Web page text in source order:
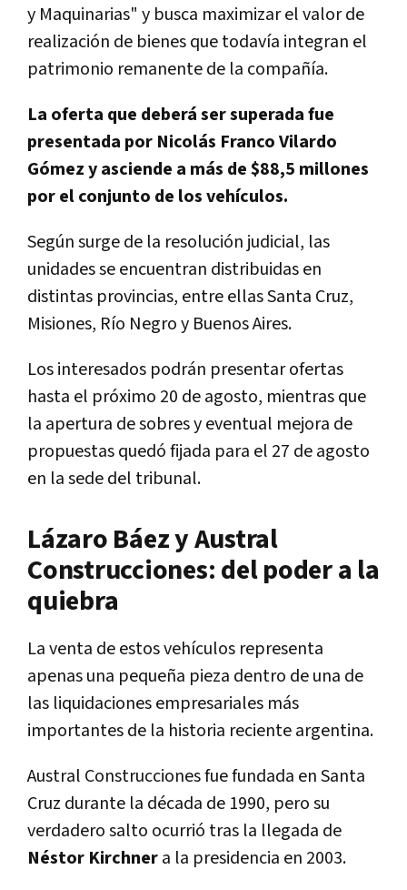
y Maquinarias" y busca maximizar el valor de
realización de bienes que todavía integran el
patrimonio remanente de la compañía.
La oferta que deberá ser superada fue
presentada por Nicolás Franco Vilardo
Gómez y asciende a más de $88,5 millones
por el conjunto de los vehículos.
Según surge de la resolución judicial, las
unidades se encuentran distribuidas en
distintas provincias, entre ellas Santa Cruz,
Misiones, Río Negro y Buenos Aires.
Los interesados podrán presentar ofertas
hasta el próximo 20 de agosto, mientras que
la apertura de sobres y eventual mejora de
propuestas quedó fijada para el 27 de agosto
en la sede del tribunal.
Lázaro Báez y Austral
Construcciones: del poder a la
quiebra
La venta de estos vehículos representa
apenas una pequeña pieza dentro de una de
las liquidaciones empresariales más
importantes de la historia reciente argentina.
Austral Construcciones fue fundada en Santa
Cruz durante la década de 1990, pero su
verdadero salto ocurrió tras la llegada de
Néstor Kirchnera la presidencia en 2003.